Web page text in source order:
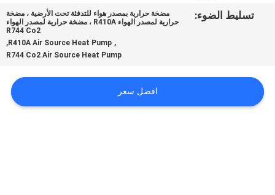
اطلب
تسليط الضوء:
مضخة حرارية بمصدر هواء للتدفئة تحت الأرضية ، مضخة
حرارية لمصدر الهواء R410A ، مضخة حرارية لمصدر الهواء
R744 Co2
,
R410A Air Source Heat Pump
,
R744 Co2 Air Source Heat Pump
افضل سعر